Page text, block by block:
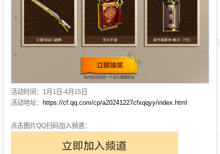
活动时间：1月1日-4月15日
活动地址：
https://cf.qq.com/cp/a20241227cfxqqyy/index.html
点击图片QQ扫码加入频道：